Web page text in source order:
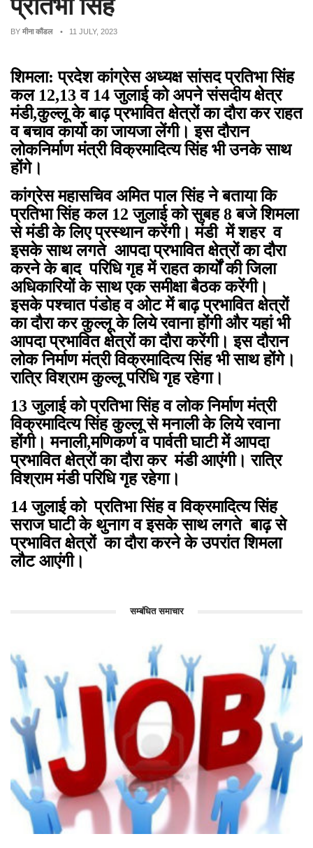
प्रतिभा सिंह
BY मीना कौंडल • 11 JULY, 2023
शिमला: प्रदेश कांग्रेस अध्यक्ष सांसद प्रतिभा सिंह
कल 12,13 व 14 जुलाई को अपने संसदीय क्षेत्र
मंडी,कुल्लू के बाढ़ प्रभावित क्षेत्रों का दौरा कर राहत
व बचाव कार्यो का जायजा लेंगी। इस दौरान
लोकनिर्माण मंत्री विक्रमादित्य सिंह भी उनके साथ
होंगे।
कांग्रेस महासचिव अमित पाल सिंह ने बताया कि
प्रतिभा सिंह कल 12 जुलाई को सुबह 8 बजे शिमला
से मंडी के लिए प्रस्थान करेंगी। मंडी में शहर व
इसके साथ लगते आपदा प्रभावित क्षेत्रों का दौरा
करने के बाद परिधि गृह में राहत कार्यों की जिला
अधिकारियों के साथ एक समीक्षा बैठक करेंगी।
इसके पश्चात पंडोह व ओट में बाढ़ प्रभावित क्षेत्रों
का दौरा कर कुल्लू के लिये रवाना होंगी और यहां भी
आपदा प्रभावित क्षेत्रों का दौरा करेंगी। इस दौरान
लोक निर्माण मंत्री विक्रमादित्य सिंह भी साथ होंगे।
रात्रि विश्राम कुल्लू परिधि गृह रहेगा।
13 जुलाई को प्रतिभा सिंह व लोक निर्माण मंत्री
विक्रमादित्य सिंह कुल्लू से मनाली के लिये रवाना
होंगी। मनाली,मणिकर्ण व पार्वती घाटी में आपदा
प्रभावित क्षेत्रों का दौरा कर मंडी आएंगी। रात्रि
विश्राम मंडी परिधि गृह रहेगा।
14 जुलाई को प्रतिभा सिंह व विक्रमादित्य सिंह
सराज घाटी के थुनाग व इसके साथ लगते बाढ़ से
प्रभावित क्षेत्रों का दौरा करने के उपरांत शिमला
लौट आएंगी।
सम्बंधित समाचार